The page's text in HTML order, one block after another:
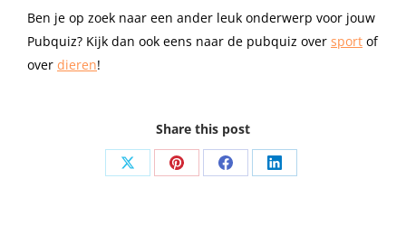
Ben je op zoek naar een ander leuk onderwerp voor jouw
Pubquiz? Kijk dan ook eens naar de pubquiz over sport of
over dieren!
Share this post
Share Share Share Share